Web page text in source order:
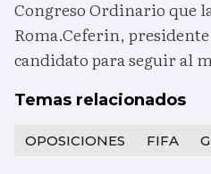
Congreso Ordinario que
Roma.Ceferin, presidente
candidato para seguir al
Temas relacionados
OPOSICIONES FIFA